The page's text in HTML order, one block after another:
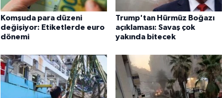
Komşuda para düzeni
değişiyor: Etiketlerde euro
dönemi
Trump'tan Hürmüz Boğazı
açıklaması: Savaş çok
yakında bitecek